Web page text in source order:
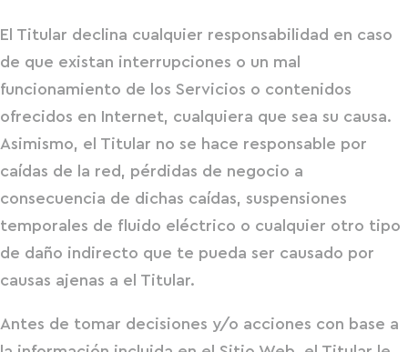
El Titular declina cualquier responsabilidad en caso
de que existan interrupciones o un mal
funcionamiento de los Servicios o contenidos
ofrecidos en Internet, cualquiera que sea su causa.
Asimismo, el Titular no se hace responsable por
caídas de la red, pérdidas de negocio a
consecuencia de dichas caídas, suspensiones
temporales de fluido eléctrico o cualquier otro tipo
de daño indirecto que te pueda ser causado por
causas ajenas a el Titular.
Antes de tomar decisiones y/o acciones con base a